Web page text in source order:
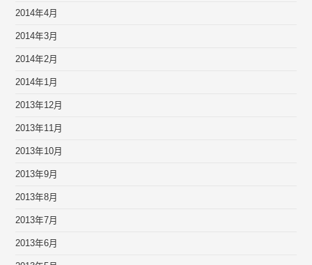
2014年4月
2014年3月
2014年2月
2014年1月
2013年12月
2013年11月
2013年10月
2013年9月
2013年8月
2013年7月
2013年6月